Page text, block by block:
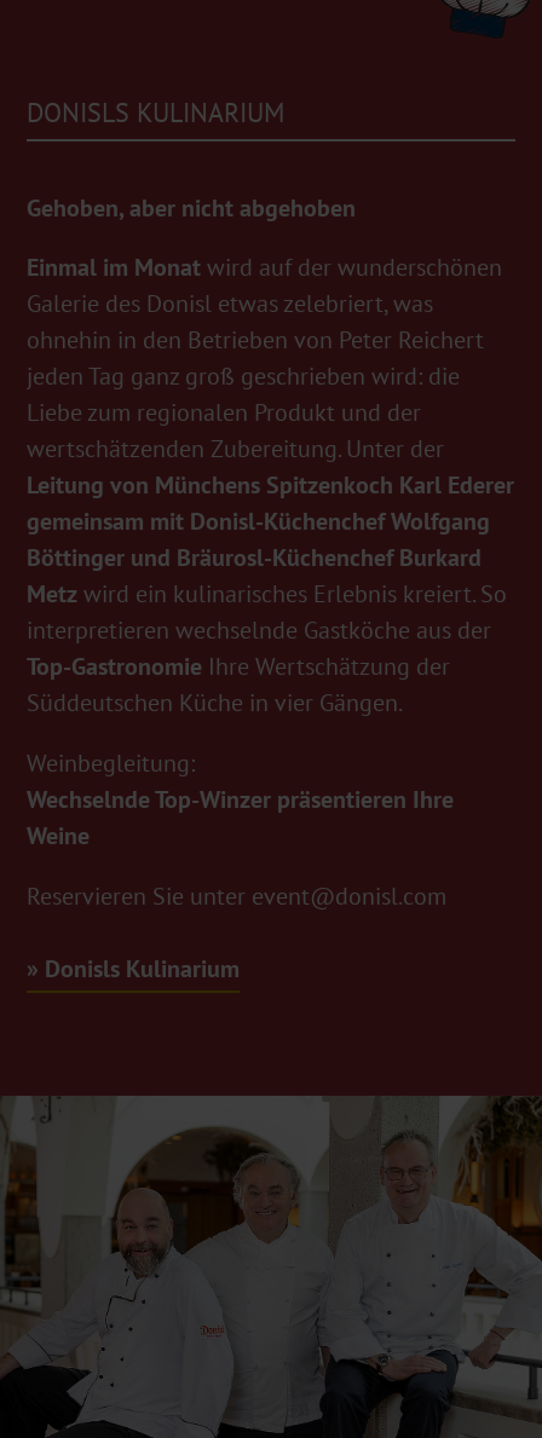
DONISLS KULINARIUM
Gehoben, aber nicht abgehoben
Einmal im Monatwird auf der wunderschönen
Galerie des Donisl etwas zelebriert, was
ohnehin in den Betrieben von Peter Reichert
jeden Tag ganz groß geschrieben wird: die
Liebe zum regionalen Produkt und der
wertschätzenden Zubereitung. Unter der
Leitung von Münchens Spitzenkoch Karl Ederer
gemeinsam mit Donisl-Küchenchef Wolfgang
Böttinger und Bräurosl-Küchenchef Burkard
Metz wird ein kulinarisches Erlebnis kreiert. So
interpretieren wechselnde Gastköche aus der
Top-Gastronomie Ihre Wertschätzung der
Süddeutschen Küche in vier Gängen.
Weinbegleitung:
Wechselnde Top-Winzer präsentieren Ihre
Weine
Reservieren Sie unter event@donisl.com
Donisls Kulinarium